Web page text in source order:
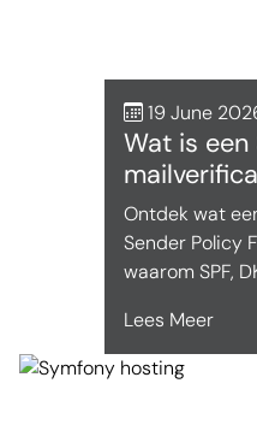
19 June
Wat is
Ontdek wat
Sender Policy
waarom SPF,
Lees Meer